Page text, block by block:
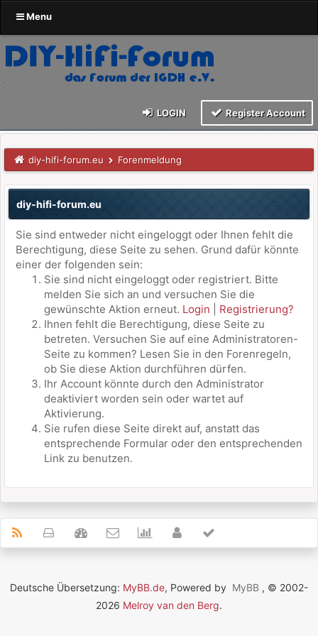
Menu
LOGIN Register Account
diy-hifi-forum.eu Forenmeldung
diy-hifi-forum.eu
Sie sind entweder nicht eingeloggt oder Ihnen fehlt die
Berechtigung, diese Seite zu sehen. Grund dafür könnte
einer der folgenden sein:
Sie sind nicht eingeloggt oder registriert. Bitte
melden Sie sich an und versuchen Sie die
gewünschte Aktion erneut. Login
Registrierung?
Ihnen fehlt die Berechtigung, diese Seite zu
betreten. Versuchen Sie auf eine Administratoren-
Seite zu kommen? Lesen Sie in den Forenregeln,
ob Sie diese Aktion durchführen dürfen.
Ihr Account könnte durch den Administrator
deaktiviert worden sein oder wartet auf
Aktivierung.
Sie rufen diese Seite direkt auf, anstatt das
entsprechende Formular oder den entsprechenden
Link zu benutzen.
Deutsche Übersetzung: MyBB.de, Powered by MyBB , © 2002-
2026 Melroy van den Berg.